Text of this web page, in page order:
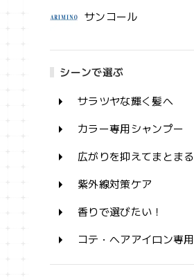
サンコール
シーンで選ぶ
サラツヤな輝く髪へ
カラー専用シャンプー
広がりを抑えてまとまる
紫外線対策ケア
香りで選びたい！
コテ・ヘアアイロン専用